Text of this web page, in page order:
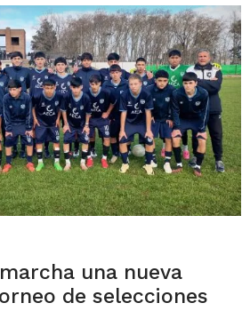
una nueva
de selecciones